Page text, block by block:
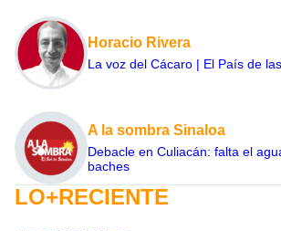
Horacio Rivera
La voz del Cácaro | El País de
A la sombra Sinaloa
Debacle en Culiacán: falta el
baches
LO+RECIENTE